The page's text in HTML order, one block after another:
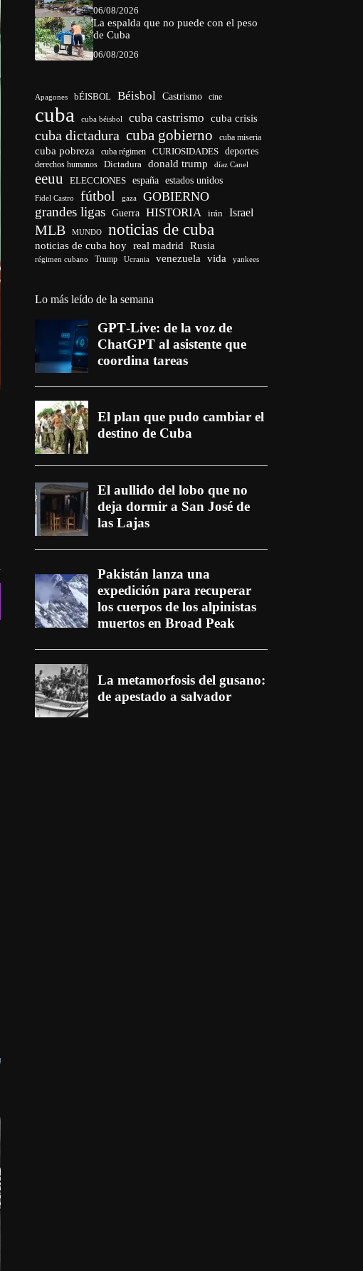
06/08/2026
La espalda que no puede con el peso
de Cuba
06/08/2026
Apagones bÉISBOL Béisbol Castrismo cine
cuba cuba béisbol cuba castrismo cuba crisis
cuba dictadura cuba gobierno cuba miseria
cuba pobreza cuba régimen CURIOSIDADES deportes
derechos humanos Dictadura donald trump díaz Canel
eeuu ELECCIONES españa estados unidos
Fidel Castro fútbol gaza GOBIERNO
grandes ligas Guerra HISTORIA irán Israel
MLB MUNDO noticias de cuba
noticias de cuba hoy real madrid Rusia
régimen cubano Trump Ucrania venezuela vida yankees
Lo más leído de la semana